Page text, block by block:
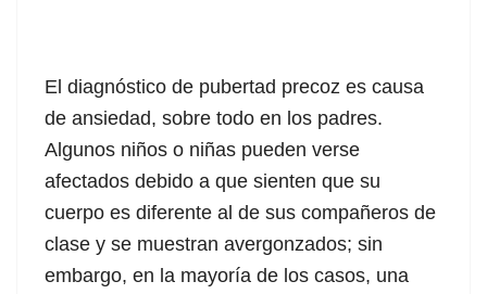
downloader
El diagnóstico de pubertad precoz es causa
de ansiedad, sobre todo en los padres.
Algunos niños o niñas pueden verse
afectados debido a que sienten que su
cuerpo es diferente al de sus compañeros de
clase y se muestran avergonzados; sin
embargo, en la mayoría de los casos, una